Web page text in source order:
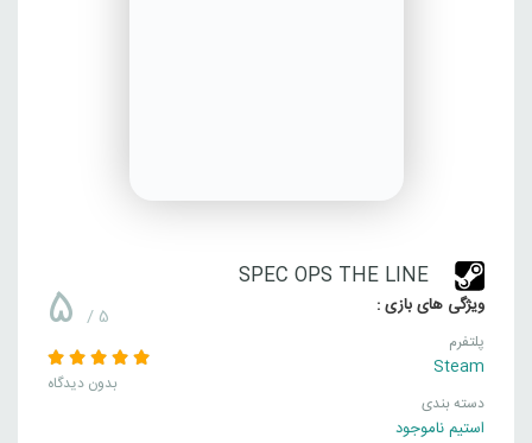
SPEC OPS THE LINE
ویژگی های بازی :
پلتفرم
Steam
دسته بندی
استیم ناموجود
5 / 5
بدون دیدگاه